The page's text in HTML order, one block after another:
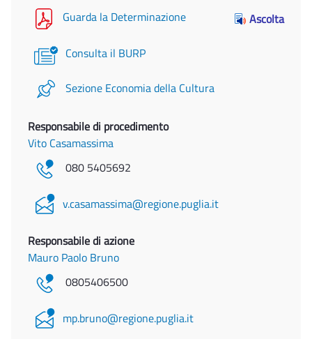
Guarda la Determinazione Ascolta
Consulta il BURP
Sezione Economia della Cultura
Responsabile di procedimento
Vito Casamassima
080 5405692
v.casamassima@regione.puglia.it
Responsabile di azione
Mauro Paolo Bruno
0805406500
mp.bruno@regione.puglia.it